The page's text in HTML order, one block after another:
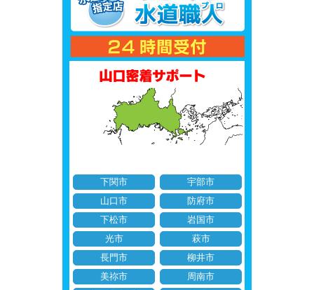
下関市
宇部市
山口市
防府市
下松市
岩国市
光市
萩市
長門市
柳井市
美祢市
周南市